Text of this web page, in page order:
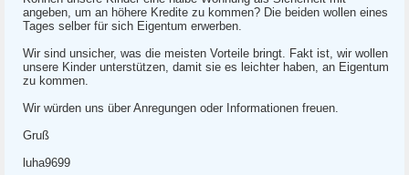
angeben, um an höhere Kredite zu kommen? Die beiden wollen eines
Tages selber für sich Eigentum erwerben.
Wir sind unsicher, was die meisten Vorteile bringt. Fakt ist, wir wollen
unsere Kinder unterstützen, damit sie es leichter haben, an Eigentum
zu kommen.
Wir würden uns über Anregungen oder Informationen freuen.
Gruß
luha9699